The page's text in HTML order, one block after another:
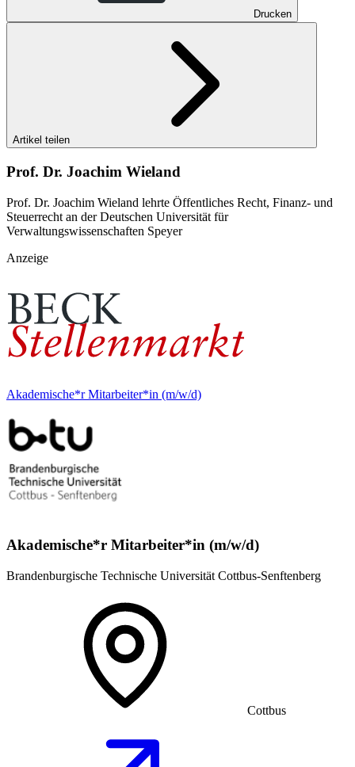
Drucken
Artikel teilen
Prof. Dr. Joachim Wieland
Prof. Dr. Joachim Wieland lehrte Öffentliches Recht, Finanz- und
Steuerrecht an der Deutschen Universität für
Verwaltungswissenschaften Speyer
Anzeige
Akademische*r Mitarbeiter*in (m/w/d)
Akademische*r Mitarbeiter*in (m/w/d)
Brandenburgische Technische Universität Cottbus-Senftenberg
Cottbus